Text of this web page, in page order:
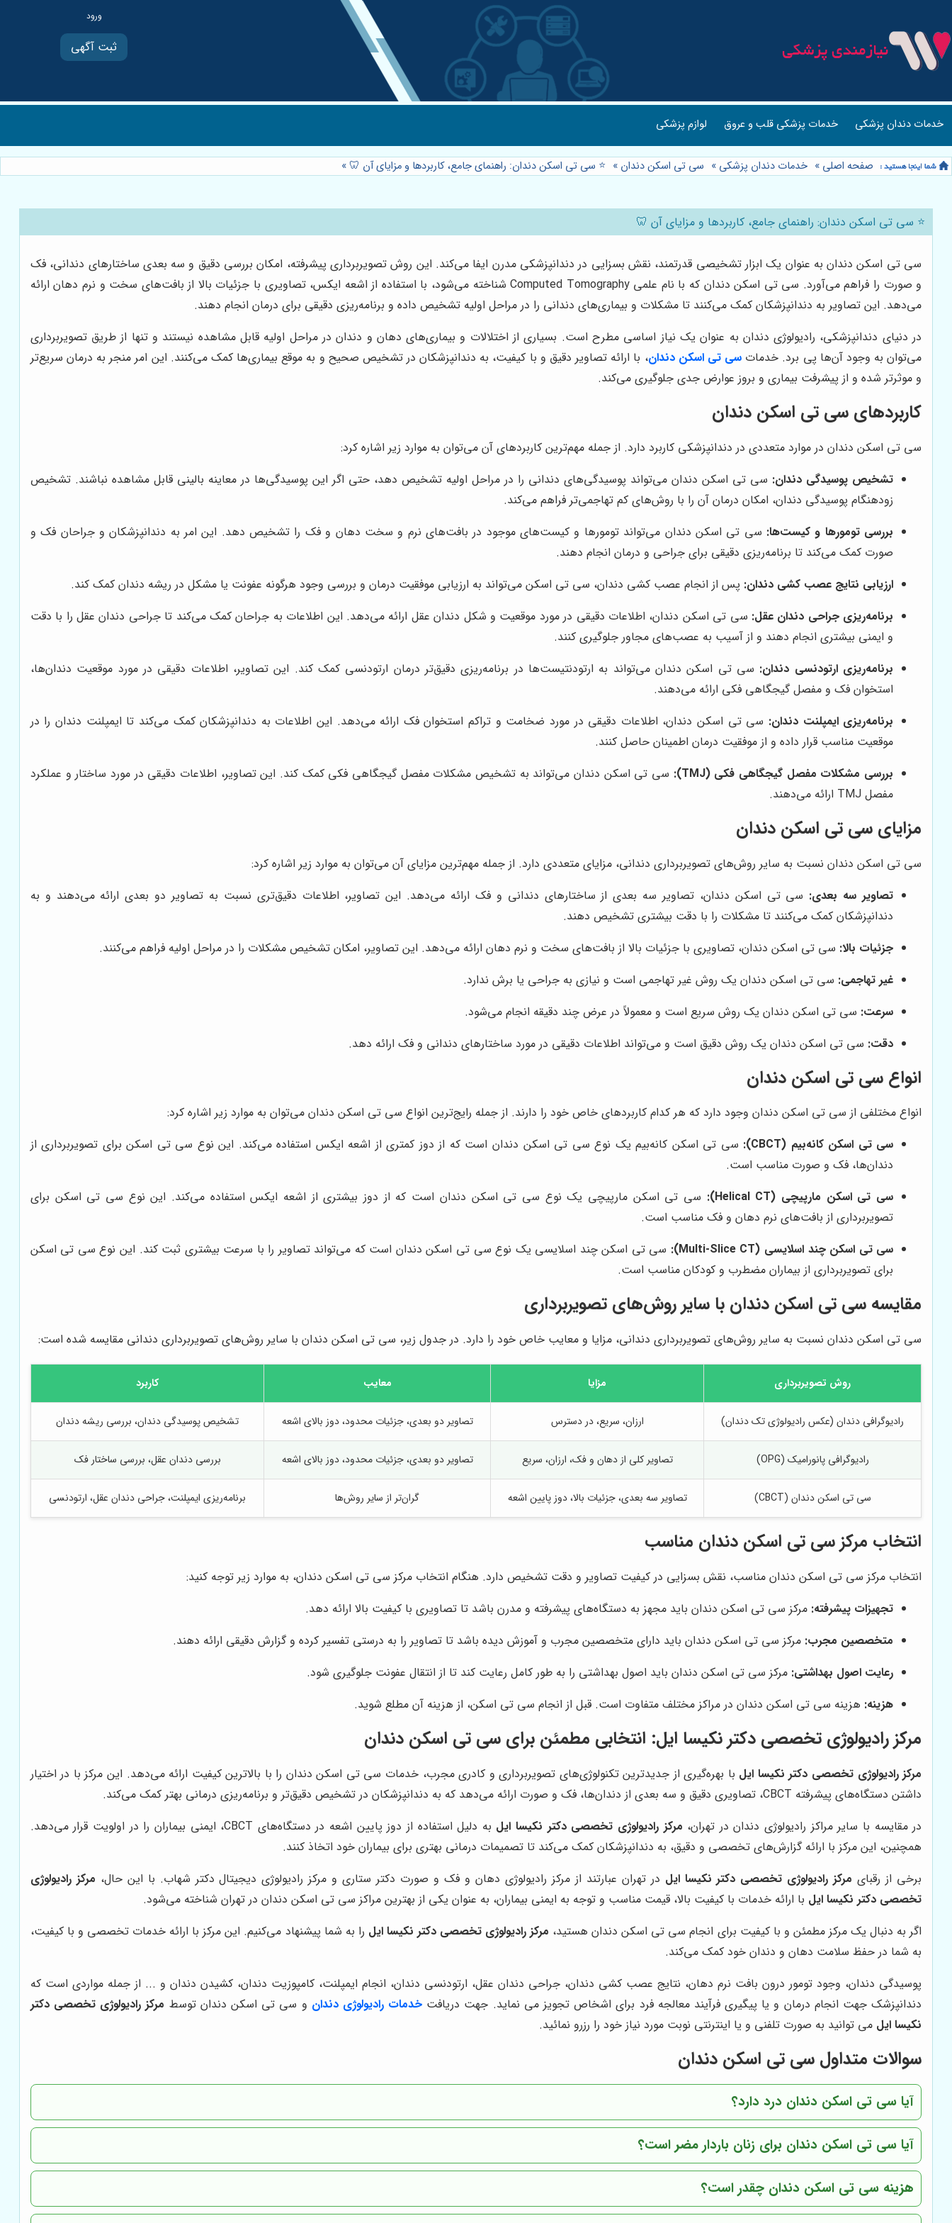
ثبت آگهی
خدمات دندان پزشکی خدمات پزشکی قلب و عروق لوازم پزشکی
صفحه اصلی » خدمات دندان پزشکی » سی تی اسکن دندان » ⭐️ سی تی اسکن دندان: راهنمای جامع، کاربردها و مزایای آن 🦷 »
⭐️ سی تی اسکن دندان: راهنمای جامع، کاربردها و مزایای آن 🦷
سی تی اسکن دندان به عنوان یک ابزار تشخیصی قدرتمند، نقش بسزایی در دندانپزشکی مدرن ایفا می‌کند. این روش تصویربرداری پیشرفته، امکان بررسی دقیق و سه بعدی ساختارهای دندانی، فک
و صورت را فراهم می‌آورد. سی تی اسکن دندان که با نام علمی Computed Tomography شناخته می‌شود، با استفاده از اشعه ایکس، تصاویری با جزئیات بالا از بافت‌های سخت و نرم دهان ارائه
می‌دهد. این تصاویر به دندانپزشکان کمک می‌کنند تا مشکلات و بیماری‌های دندانی را در مراحل اولیه تشخیص داده و برنامه‌ریزی دقیقی برای درمان انجام دهند.
در دنیای دندانپزشکی، رادیولوژی دندان به عنوان یک نیاز اساسی مطرح است. بسیاری از اختلالات و بیماری‌های دهان و دندان در مراحل اولیه قابل مشاهده نیستند و تنها از طریق تصویربرداری
می‌توان به وجود آن‌ها پی برد. خدمات سی تی اسکن دندان، با ارائه تصاویر دقیق و با کیفیت، به دندانپزشکان در تشخیص صحیح و به موقع بیماری‌ها کمک می‌کنند. این امر منجر به درمان سریع‌تر
و موثرتر شده و از پیشرفت بیماری و بروز عوارض جدی جلوگیری می‌کند.
کاربردهای سی تی اسکن دندان
سی تی اسکن دندان در موارد متعددی در دندانپزشکی کاربرد دارد. از جمله مهم‌ترین کاربردهای آن می‌توان به موارد زیر اشاره کرد:
تشخیص پوسیدگی دندان: سی تی اسکن دندان می‌تواند پوسیدگی‌های دندانی را در مراحل اولیه تشخیص دهد، حتی اگر این پوسیدگی‌ها در معاینه بالینی قابل مشاهده نباشند. تشخیص
زودهنگام پوسیدگی دندان، امکان درمان آن را با روش‌های کم تهاجمی‌تر فراهم می‌کند.
بررسی تومورها و کیست‌ها: سی تی اسکن دندان می‌تواند تومورها و کیست‌های موجود در بافت‌های نرم و سخت دهان و فک را تشخیص دهد. این امر به دندانپزشکان و جراحان فک و
صورت کمک می‌کند تا برنامه‌ریزی دقیقی برای جراحی و درمان انجام دهند.
ارزیابی نتایج عصب کشی دندان: پس از انجام عصب کشی دندان، سی تی اسکن می‌تواند به ارزیابی موفقیت درمان و بررسی وجود هرگونه عفونت یا مشکل در ریشه دندان کمک کند.
برنامه‌ریزی جراحی دندان عقل: سی تی اسکن دندان، اطلاعات دقیقی در مورد موقعیت و شکل دندان عقل ارائه می‌دهد. این اطلاعات به جراحان کمک می‌کند تا جراحی دندان عقل را با دقت
و ایمنی بیشتری انجام دهند و از آسیب به عصب‌های مجاور جلوگیری کنند.
برنامه‌ریزی ارتودنسی دندان: سی تی اسکن دندان می‌تواند به ارتودنتیست‌ها در برنامه‌ریزی دقیق‌تر درمان ارتودنسی کمک کند. این تصاویر، اطلاعات دقیقی در مورد موقعیت دندان‌ها،
استخوان فک و مفصل گیجگاهی فکی ارائه می‌دهند.
برنامه‌ریزی ایمپلنت دندان: سی تی اسکن دندان، اطلاعات دقیقی در مورد ضخامت و تراکم استخوان فک ارائه می‌دهد. این اطلاعات به دندانپزشکان کمک می‌کند تا ایمپلنت دندان را در
موقعیت مناسب قرار داده و از موفقیت درمان اطمینان حاصل کنند.
بررسی مشکلات مفصل گیجگاهی فکی (TMJ):
سی تی اسکن دندان می‌تواند به تشخیص مشکلات مفصل گیجگاهی فکی کمک کند. این تصاویر، اطلاعات دقیقی در مورد ساختار و عملکرد
مفصل TMJ ارائه می‌دهند.
مزایای سی تی اسکن دندان
سی تی اسکن دندان نسبت به سایر روش‌های تصویربرداری دندانی، مزایای متعددی دارد. از جمله مهم‌ترین مزایای آن می‌توان به موارد زیر اشاره کرد:
تصاویر سه بعدی: سی تی اسکن دندان، تصاویر سه بعدی از ساختارهای دندانی و فک ارائه می‌دهد. این تصاویر، اطلاعات دقیق‌تری نسبت به تصاویر دو بعدی ارائه می‌دهند و به
دندانپزشکان کمک می‌کنند تا مشکلات را با دقت بیشتری تشخیص دهند.
جزئیات بالا: سی تی اسکن دندان، تصاویری با جزئیات بالا از بافت‌های سخت و نرم دهان ارائه می‌دهد. این تصاویر، امکان تشخیص مشکلات را در مراحل اولیه فراهم می‌کنند.
غیر تهاجمی: سی تی اسکن دندان یک روش غیر تهاجمی است و نیازی به جراحی یا برش ندارد.
سرعت: سی تی اسکن دندان یک روش سریع است و معمولاً در عرض چند دقیقه انجام می‌شود.
دقت: سی تی اسکن دندان یک روش دقیق است و می‌تواند اطلاعات دقیقی در مورد ساختارهای دندانی و فک ارائه دهد.
انواع سی تی اسکن دندان
انواع مختلفی از سی تی اسکن دندان وجود دارد که هر کدام کاربردهای خاص خود را دارند. از جمله رایج‌ترین انواع سی تی اسکن دندان می‌توان به موارد زیر اشاره کرد:
سی تی اسکن کانه‌بیم (CBCT):
سی تی اسکن کانه‌بیم یک نوع سی تی اسکن دندان است که از دوز کمتری از اشعه ایکس استفاده می‌کند. این نوع سی تی اسکن برای تصویربرداری از
دندان‌ها، فک و صورت مناسب است.
سی تی اسکن مارپیچی (Helical CT):
سی تی اسکن مارپیچی یک نوع سی تی اسکن دندان است که از دوز بیشتری از اشعه ایکس استفاده می‌کند. این نوع سی تی اسکن برای
تصویربرداری از بافت‌های نرم دهان و فک مناسب است.
سی تی اسکن چند اسلایسی (Multi-Slice CT):
سی تی اسکن چند اسلایسی یک نوع سی تی اسکن دندان است که می‌تواند تصاویر را با سرعت بیشتری ثبت کند. این نوع سی تی اسکن
برای تصویربرداری از بیماران مضطرب و کودکان مناسب است.
مقایسه سی تی اسکن دندان با سایر روش‌های تصویربرداری
سی تی اسکن دندان نسبت به سایر روش‌های تصویربرداری دندانی، مزایا و معایب خاص خود را دارد. در جدول زیر، سی تی اسکن دندان با سایر روش‌های تصویربرداری دندانی مقایسه شده است:
روش تصویربرداری مزایا معایب کاربرد
رادیوگرافی دندان (عکس رادیولوژی تک دندان) ارزان، سریع، در دسترس تصاویر دو بعدی، جزئیات محدود، دوز بالای اشعه تشخیص پوسیدگی دندان، بررسی ریشه دندان
رادیوگرافی پانورامیک (OPG) تصاویر کلی از دهان و فک، ارزان، سریع تصاویر دو بعدی، جزئیات محدود، دوز بالای اشعه بررسی دندان عقل، بررسی ساختار فک
سی تی اسکن دندان (CBCT) تصاویر سه بعدی، جزئیات بالا، دوز پایین اشعه گران‌تر از سایر روش‌ها برنامه‌ریزی ایمپلنت، جراحی دندان عقل، ارتودنسی
انتخاب مرکز سی تی اسکن دندان مناسب
انتخاب مرکز سی تی اسکن دندان مناسب، نقش بسزایی در کیفیت تصاویر و دقت تشخیص دارد. هنگام انتخاب مرکز سی تی اسکن دندان، به موارد زیر توجه کنید:
تجهیزات پیشرفته: مرکز سی تی اسکن دندان باید مجهز به دستگاه‌های پیشرفته و مدرن باشد تا تصاویری با کیفیت بالا ارائه دهد.
متخصصین مجرب: مرکز سی تی اسکن دندان باید دارای متخصصین مجرب و آموزش دیده باشد تا تصاویر را به درستی تفسیر کرده و گزارش دقیقی ارائه دهند.
رعایت اصول بهداشتی: مرکز سی تی اسکن دندان باید اصول بهداشتی را به طور کامل رعایت کند تا از انتقال عفونت جلوگیری شود.
هزینه: هزینه سی تی اسکن دندان در مراکز مختلف متفاوت است. قبل از انجام سی تی اسکن، از هزینه آن مطلع شوید.
مرکز رادیولوژی تخصصی دکتر نکیسا ایل: انتخابی مطمئن برای سی تی اسکن دندان
مرکز رادیولوژی تخصصی دکتر نکیسا ایل با بهره‌گیری از جدیدترین تکنولوژی‌های تصویربرداری و کادری مجرب، خدمات سی تی اسکن دندان را با بالاترین کیفیت ارائه می‌دهد. این مرکز با در اختیار
داشتن دستگاه‌های پیشرفته CBCT، تصاویری دقیق و سه بعدی از دندان‌ها، فک و صورت ارائه می‌دهد که به دندانپزشکان در تشخیص دقیق‌تر و برنامه‌ریزی درمانی بهتر کمک می‌کند.
در مقایسه با سایر مراکز رادیولوژی دندان در تهران، مرکز رادیولوژی تخصصی دکتر نکیسا ایل
به دلیل استفاده از دوز پایین اشعه در دستگاه‌های CBCT، ایمنی بیماران را در اولویت قرار می‌دهد.
همچنین، این مرکز با ارائه گزارش‌های تخصصی و دقیق، به دندانپزشکان کمک می‌کند تا تصمیمات درمانی بهتری برای بیماران خود اتخاذ کنند.
برخی از رقبای مرکز رادیولوژی تخصصی دکتر نکیسا ایل در تهران عبارتند از مرکز رادیولوژی دهان و فک و صورت دکتر ستاری و مرکز رادیولوژی دیجیتال دکتر شهاب. با این حال، مرکز رادیولوژی
تخصصی دکتر نکیسا ایل با ارائه خدمات با کیفیت بالا، قیمت مناسب و توجه به ایمنی بیماران، به عنوان یکی از بهترین مراکز سی تی اسکن دندان در تهران شناخته می‌شود.
اگر به دنبال یک مرکز مطمئن و با کیفیت برای انجام سی تی اسکن دندان هستید، مرکز رادیولوژی تخصصی دکتر نکیسا ایل را به شما پیشنهاد می‌کنیم. این مرکز با ارائه خدمات تخصصی و با کیفیت،
به شما در حفظ سلامت دهان و دندان خود کمک می‌کند.
پوسیدگی دندان، وجود تومور درون بافت نرم دهان، نتایج عصب کشی دندان، جراحی دندان عقل، ارتودنسی دندان، انجام ایمپلنت، کامپوزیت دندان، کشیدن دندان و ... از جمله مواردی است که
دندانپزشک جهت انجام درمان و یا پیگیری فرآیند معالجه فرد برای اشخاص تجویز می نماید. جهت دریافت خدمات رادیولوژی دندان و سی تی اسکن دندان توسط مرکز رادیولوژی تخصصی دکتر
نکیسا ایل می توانید به صورت تلفنی و یا اینترنتی نوبت مورد نیاز خود را رزرو نمائید.
سوالات متداول سی تی اسکن دندان
آیا سی تی اسکن دندان درد دارد؟
آیا سی تی اسکن دندان برای زنان باردار مضر است؟
هزینه سی تی اسکن دندان چقدر است؟